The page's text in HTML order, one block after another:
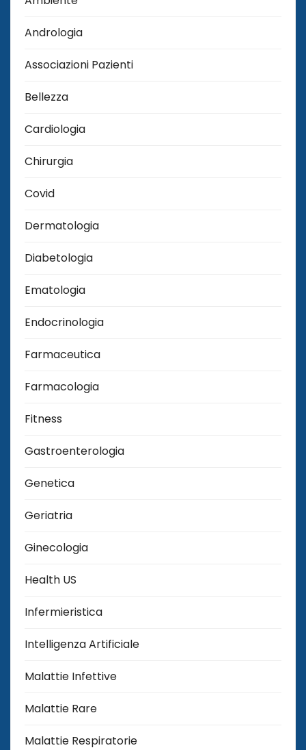
Andrologia
Associazioni Pazienti
Bellezza
Cardiologia
Chirurgia
Covid
Dermatologia
Diabetologia
Ematologia
Endocrinologia
Farmaceutica
Farmacologia
Fitness
Gastroenterologia
Genetica
Geriatria
Ginecologia
Health US
Infermieristica
Intelligenza Artificiale
Malattie Infettive
Malattie Rare
Malattie Respiratorie